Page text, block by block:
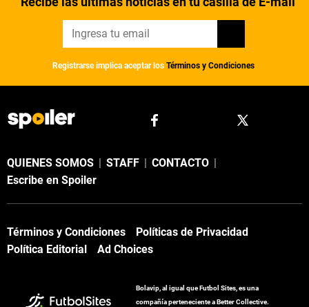
Registrarse implica aceptar los Términos y Condiciones
QUIENES SOMOS | STAFF | CONTACTO |
Escribe en Spoiler
Términos y Condiciones
Políticas de Privacidad
Política Editorial
Ad Choices
Bolavip, al igual que Futbol Sites, es una
compañía perteneciente a Better Collective.